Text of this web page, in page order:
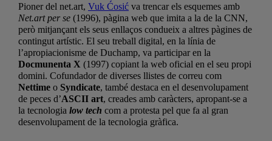
Pioner del net.art, Vuk Ćosić va trencar els esquemes amb
Net.art per se (1996), pàgina web que imita a la de la CNN,
però mitjançant els seus enllaços condueix a altres pàgines de
contingut artístic. El seu treball digital, en la línia de
l’apropiacionisme de Duchamp, va participar en la
Docmunenta X (1997) copiant la web oficial en el seu propi
domini. Cofundador de diverses llistes de correu com
Nettime o Syndicate, també destaca en el desenvolupament
de peces d’ASCII art, creades amb caràcters, apropant-se a
la tecnologia low tech com a protesta pel que fa al gran
desenvolupament de la tecnologia gràfica.